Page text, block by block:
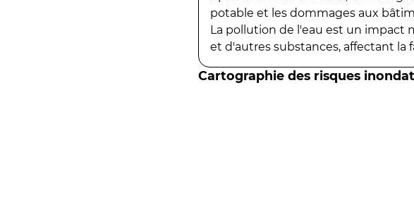
potable et les dommages aux
La pollution de l'eau est un impact
et d'autres substances, affectant la
Cartographie des risques